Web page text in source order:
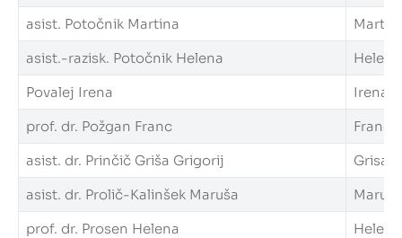
asist. Potočnik Martina
asist.-razisk. Potočnik Helena
Povalej Irena
prof. dr. Požgan Franc
asist. dr. Prinčič Griša Grigorij
asist. dr. Prolič-Kalinšek Maruša
prof. dr. Prosen Helena